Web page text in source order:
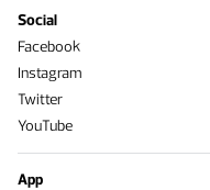
Social
Facebook
Instagram
Twitter
YouTube
App